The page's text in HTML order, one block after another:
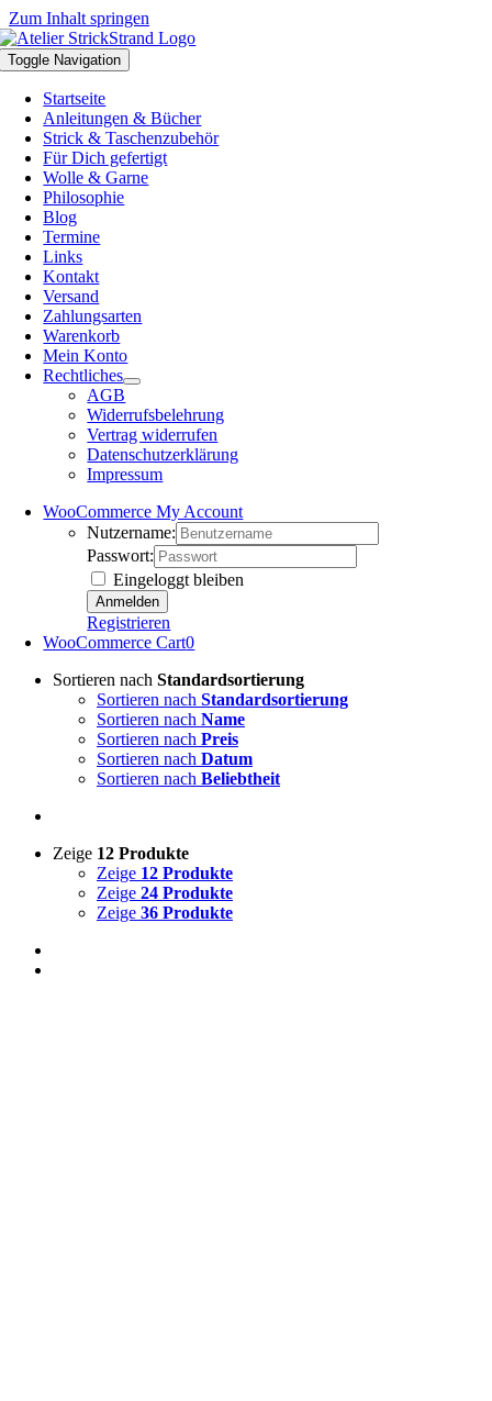
Zum Inhalt springen
Toggle Navigation
Startseite
Anleitungen & Bücher
Strick & Taschenzubehör
Für Dich gefertigt
Wolle & Garne
Philosophie
Blog
Termine
Links
Kontakt
Versand
Zahlungsarten
Warenkorb
Mein Konto
Rechtliches
AGB
Widerrufsbelehrung
Vertrag widerrufen
Datenschutzerklärung
Impressum
WooCommerce My Account
Nutzername:
Passwort:
Eingeloggt bleiben
Registrieren
WooCommerce Cart0
Sortieren nach Standardsortierung
Sortieren nach Standardsortierung
Sortieren nach Name
Sortieren nach Preis
Sortieren nach Datum
Sortieren nach Beliebtheit
Zeige 12 Produkte
Zeige 12 Produkte
Zeige 24 Produkte
Zeige 36 Produkte